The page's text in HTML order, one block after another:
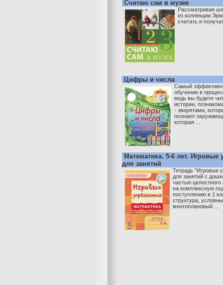
Считаю сам в музее
Рассматривая
из коллекции
считать и
Цифры и числа
Самый
обучение в
ведь вы будете
истории,
- зверятами,
познают
которая ...
Математика. 5-6 лет. Игровые
для занятий
Тетрадь "Игровые
для занятий с
частью целостного
на комплексную
поступлению в 1
структура,
многоплановый ...